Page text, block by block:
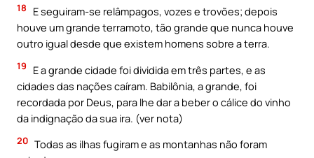
18
E seguiram-se relâmpagos, vozes e trovões; depois
houve um grande terramoto, tão grande que nunca houve
outro igual desde que existem homens sobre a terra.
19
E a grande cidade foi dividida em três partes, e as
cidades das nações caíram. Babilônia, a grande, foi
recordada por Deus, para lhe dar a beber o cálice do vinho
da indignação da sua ira. (ver nota)
20 Todas as ilhas fugiram e as montanhas não foram